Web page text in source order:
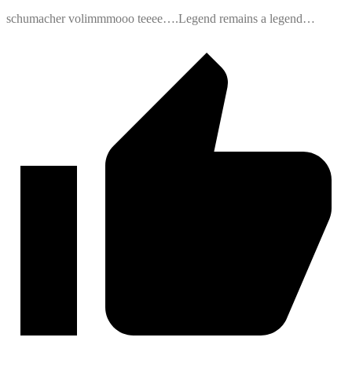
schumacher volimmmooo teeee….Legend remains a legend…